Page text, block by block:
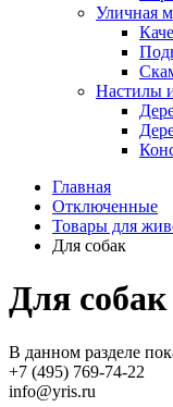
Уличная
Настилы
Главная
Отключенные
Товары для
Для собак
Для собак
В данном разделе
+7 (495) 769-74-22
info@yris.ru